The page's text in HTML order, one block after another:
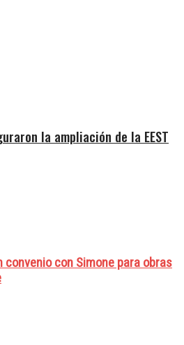
la ampliación de la EEST
convenio con Simone para obras